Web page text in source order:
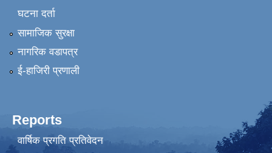
घटना दर्ता
सामाजिक सुरक्षा
नागरिक वडापत्र
ई-हाजिरी प्रणाली
Reports
वार्षिक प्रगति प्रतिवेदन